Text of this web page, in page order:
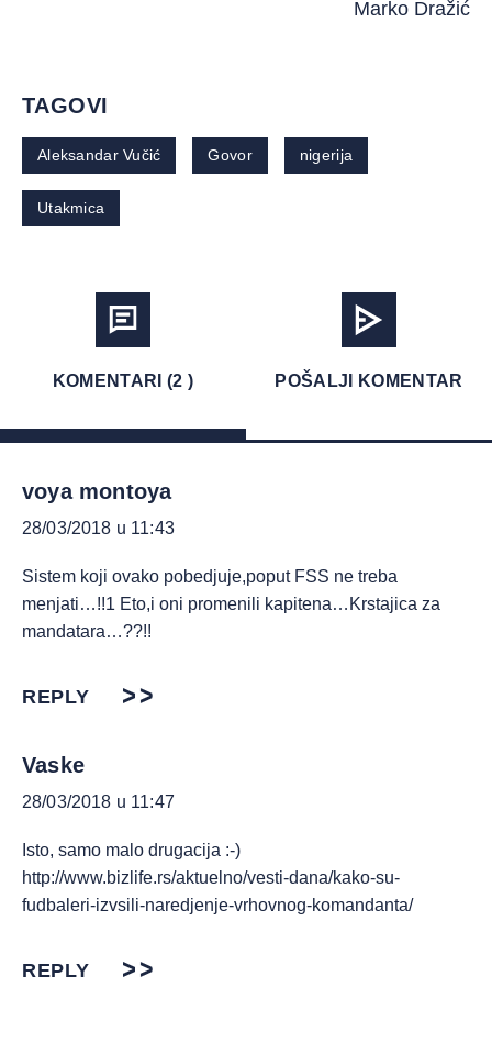
Marko Dražić
TAGOVI
Aleksandar Vučić Govor nigerija
Utakmica
KOMENTARI (2 ) POŠALJI KOMENTAR
voya montoya
28/03/2018 u 11:43
Sistem koji ovako pobedjuje,poput FSS ne treba
menjati…!!1 Eto,i oni promenili kapitena…Krstajica za
mandatara…??!!
REPLY
Vaske
28/03/2018 u 11:47
Isto, samo malo drugacija :-)
http://www.bizlife.rs/aktuelno/vesti-dana/kako-su-
fudbaleri-izvsili-naredjenje-vrhovnog-komandanta/
REPLY